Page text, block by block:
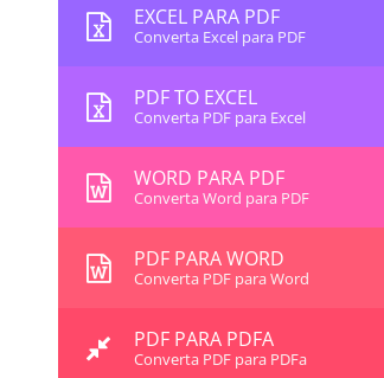
EXCEL PARA PDF
Converta Excel para PDF
PDF TO EXCEL
Converta PDF para Excel
WORD PARA PDF
Converta Word para PDF
PDF PARA WORD
Converta PDF para Word
PDF PARA PDFA
Converta PDF para PDFa